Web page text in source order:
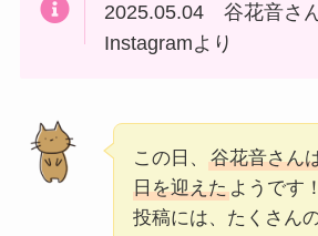
2025.05.04 谷花音さ
Instagramより
この日、
谷花音さん
日を迎えたようです！
投稿には、たくさん